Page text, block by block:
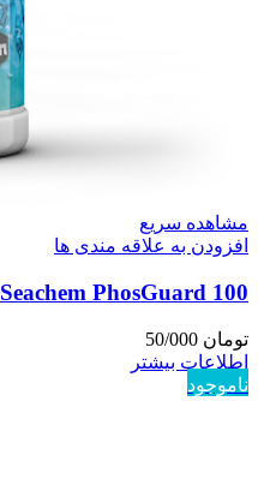
مشاهده سریع
افزودن به علاقه مندی ها
Seachem PhosGuard 100
تومان
اطلاعات بیشتر
ناموجود